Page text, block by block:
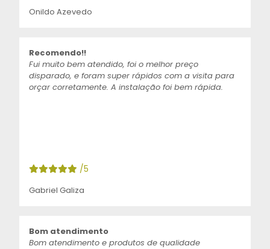
Onildo Azevedo
Recomendo!!
Fui muito bem atendido, foi o melhor preço
disparado, e foram super rápidos com a visita para
orçar corretamente. A instalação foi bem rápida.
/5
Gabriel Galiza
Bom atendimento
Bom atendimento e produtos de qualidade